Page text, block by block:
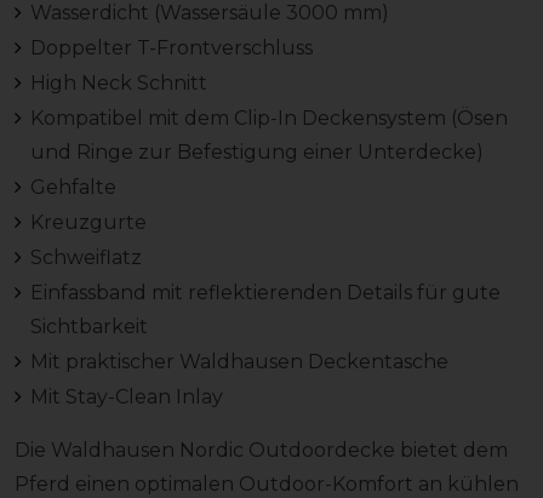
Wasserdicht (Wassersäule 3000 mm)
Doppelter T-Frontverschluss
High Neck Schnitt
Kompatibel mit dem Clip-In Deckensystem (Ösen
und Ringe zur Befestigung einer Unterdecke)
Gehfalte
Kreuzgurte
Schweiflatz
Einfassband mit reflektierenden Details für gute
Sichtbarkeit
Mit praktischer Waldhausen Deckentasche
Mit Stay-Clean Inlay
Die Waldhausen Nordic Outdoordecke bietet dem
Pferd einen optimalen Outdoor-Komfort an kühlen